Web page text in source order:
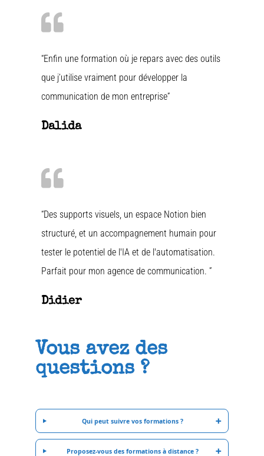
“Enfin une formation où je repars avec des outils
que j’utilise vraiment pour développer la
communication de mon entreprise”
Dalida
“Des supports visuels, un espace Notion bien
structuré, et un accompagnement humain pour
tester le potentiel de l'IA et de l'automatisation.
Parfait pour mon agence de communication. ”
Didier
Vous avez des
questions ?
Qui peut suivre vos formations ?
Proposez-vous des formations à distance ?